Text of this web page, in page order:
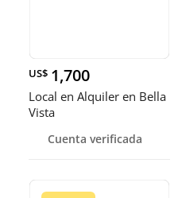
US$ 1,700
Local en Alquiler en Bella
Vista
Cuenta verificada